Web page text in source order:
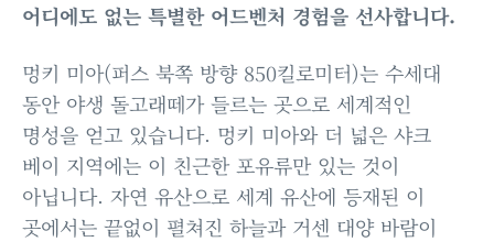
어디에도 없는 특별한 어드벤처 경험을 선사합니다.
멍키 미아(퍼스 북쪽 방향 850킬로미터)는 수세대
동안 야생 돌고래떼가 들르는 곳으로 세계적인
명성을 얻고 있습니다. 멍키 미아와 더 넓은 샤크
베이 지역에는 이 친근한 포유류만 있는 것이
아닙니다. 자연 유산으로 세계 유산에 등재된 이
곳에서는 끝없이 펼쳐진 하늘과 거센 대양 바람이